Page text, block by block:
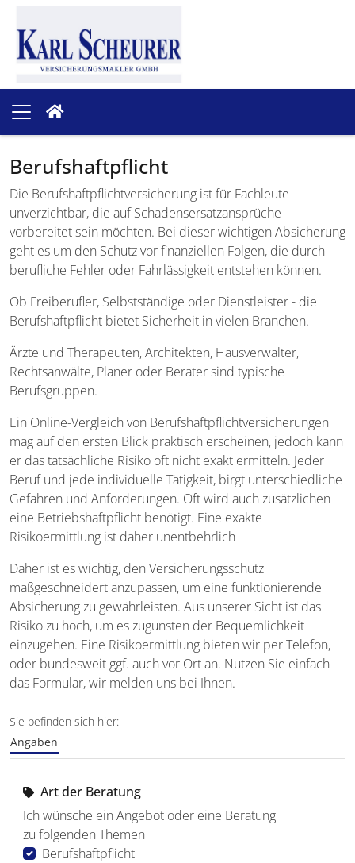
Berufshaftpflicht
Die Berufshaftpflichtversicherung ist für Fachleute
unverzichtbar, die auf Schadensersatzansprüche
vorbereitet sein möchten. Bei dieser wichtigen Absicherung
geht es um den Schutz vor finanziellen Folgen, die durch
berufliche Fehler oder Fahrlässigkeit entstehen können.
Ob Freiberufler, Selbstständige oder Dienstleister - die
Berufshaftpflicht bietet Sicherheit in vielen Branchen.
Ärzte und Therapeuten, Architekten, Hausverwalter,
Rechtsanwälte, Planer oder Berater sind typische
Berufsgruppen.
Ein Online-Vergleich von Berufshaftpflichtversicherungen
mag auf den ersten Blick praktisch erscheinen, jedoch kann
er das tatsächliche Risiko oft nicht exakt ermitteln. Jeder
Beruf und jede individuelle Tätigkeit, birgt unterschiedliche
Gefahren und Anforderungen. Oft wird auch zusätzlichen
eine Betriebshaftpflicht benötigt. Eine exakte
Risikoermittlung ist daher unentbehrlich
Daher ist es wichtig, den Versicherungsschutz
maßgeschneidert anzupassen, um eine funktionierende
Absicherung zu gewährleisten. Aus unserer Sicht ist das
Risiko zu hoch, um es zugunsten der Bequemlichkeit
einzugehen. Eine Risikoermittlung bieten wir per Telefon,
oder bundesweit ggf. auch vor Ort an. Nutzen Sie einfach
das Formular, wir melden uns bei Ihnen.
Sie befinden sich hier:
Angaben
Art der Beratung
Ich wünsche ein Angebot oder eine Beratung
zu folgenden Themen
Berufshaftpflicht